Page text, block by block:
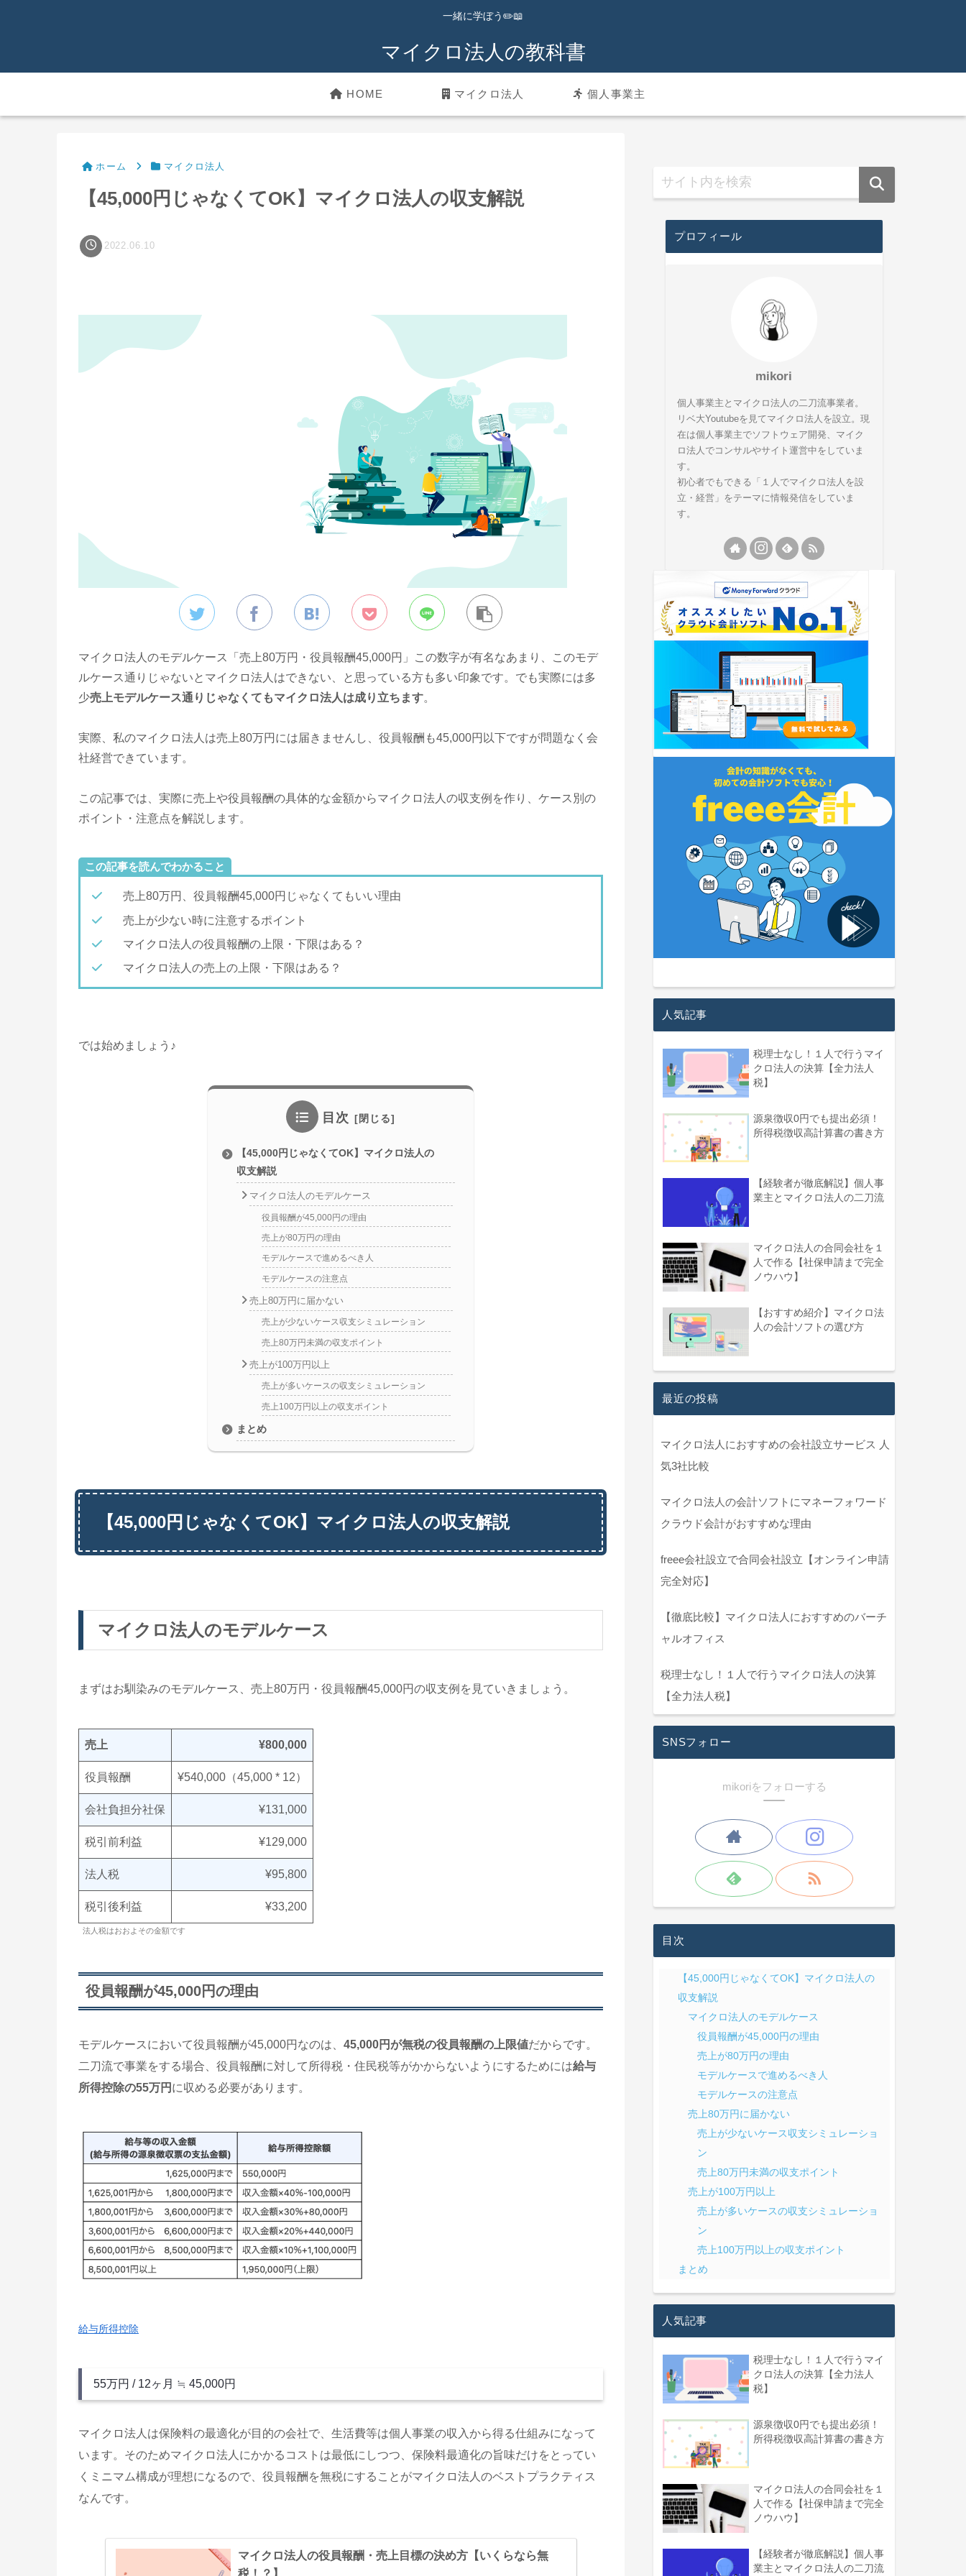
一緒に学ぼう✏️📖
マイクロ法人の教科書
HOME マイクロ法人 個人事業主
ホーム マイクロ法人
【45,000円じゃなくてOK】マイクロ法人の収支解説
2022.06.10
マイクロ法人のモデルケース「売上80万円・役員報酬45,000円」この数字が有名なあまり、このモデ
ルケース通りじゃないとマイクロ法人はできない、と思っている方も多い印象です。でも実際には多
少売上モデルケース通りじゃなくてもマイクロ法人は成り立ちます。
実際、私のマイクロ法人は売上80万円には届きませんし、役員報酬も45,000円以下ですが問題なく会
社経営できています。
この記事では、実際に売上や役員報酬の具体的な金額からマイクロ法人の収支例を作り、ケース別の
ポイント・注意点を解説します。
この記事を読んでわかること
売上80万円、役員報酬45,000円じゃなくてもいい理由
売上が少ない時に注意するポイント
マイクロ法人の役員報酬の上限・下限はある？
マイクロ法人の売上の上限・下限はある？
では始めましょう♪
目次
【45,000円じゃなくてOK】マイクロ法人の
収支解説
マイクロ法人のモデルケース
役員報酬が45,000円の理由
売上が80万円の理由
モデルケースで進めるべき人
モデルケースの注意点
売上80万円に届かない
売上が少ないケース収支シミュレーション
売上80万円未満の収支ポイント
売上が100万円以上
売上が多いケースの収支シミュレーション
売上100万円以上の収支ポイント
まとめ
【45,000円じゃなくてOK】マイクロ法人の収支解説
マイクロ法人のモデルケース
まずはお馴染みのモデルケース、売上80万円・役員報酬45,000円の収支例を見ていきましょう。
売上 ¥800,000
役員報酬 ¥540,000（45,000 * 12）
会社負担分社保 ¥131,000
税引前利益 ¥129,000
法人税 ¥95,800
税引後利益 ¥33,200
法人税はおおよその金額です
役員報酬が45,000円の理由
モデルケースにおいて役員報酬が45,000円なのは、 45,000円が無税の役員報酬の上限値だからです。
二刀流で事業をする場合、役員報酬に対して所得税・住民税等がかからないようにするためには給与
所得控除の55万円 に収める必要があります。
給与所得控除
55万円 / 12ヶ月 ≒ 45,000円
マイクロ法人は保険料の最適化が目的の会社で、生活費等は個人事業の収入から得る仕組みになって
います。そのためマイクロ法人にかかるコストは最低にしつつ、保険料最適化の旨味だけをとってい
くミニマム構成が理想になるので、役員報酬を無税にすることがマイクロ法人のベストプラクティス
なんです。
マイクロ法人の役員報酬・売上目標の決め方【いくらなら無
税！？】
プロフィール
mikori
個人事業主とマイクロ法人の二刀流事業者。
リベ大Youtubeを見てマイクロ法人を設立。現
在は個人事業主でソフトウェア開発、マイク
ロ法人でコンサルやサイト運営中をしていま
す。
初心者でもできる「１人でマイクロ法人を設
立・経営」をテーマに情報発信をしていま
す。
人気記事
税理士なし！１人で行うマイ
クロ法人の決算【全力法人
税】
源泉徴収0円でも提出必須！
所得税徴収高計算書の書き方
【経験者が徹底解説】個人事
業主とマイクロ法人の二刀流
マイクロ法人の合同会社を１
人で作る【社保申請まで完全
ノウハウ】
【おすすめ紹介】マイクロ法
人の会計ソフトの選び方
最近の投稿
マイクロ法人におすすめの会社設立サービス 人
気3社比較
マイクロ法人の会計ソフトにマネーフォワード
クラウド会計がおすすめな理由
freee会社設立で合同会社設立【オンライン申請
完全対応】
【徹底比較】マイクロ法人におすすめのバーチ
ャルオフィス
税理士なし！１人で行うマイクロ法人の決算
【全力法人税】
SNSフォロー
mikoriをフォローする
目次
【45,000円じゃなくてOK】マイクロ法人の
収支解説
マイクロ法人のモデルケース
役員報酬が45,000円の理由
売上が80万円の理由
モデルケースで進めるべき人
モデルケースの注意点
売上80万円に届かない
売上が少ないケース収支シミュレーショ
ン
売上80万円未満の収支ポイント
売上が100万円以上
売上が多いケースの収支シミュレーショ
ン
売上100万円以上の収支ポイント
まとめ
人気記事
税理士なし！１人で行うマイ
クロ法人の決算【全力法人
税】
源泉徴収0円でも提出必須！
所得税徴収高計算書の書き方
マイクロ法人の合同会社を１
人で作る【社保申請まで完全
ノウハウ】
【経験者が徹底解説】個人事
業主とマイクロ法人の二刀流